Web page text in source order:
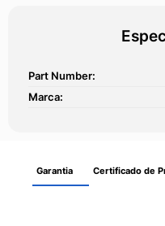
Part Number:
Marca:
Garantia Certificado de